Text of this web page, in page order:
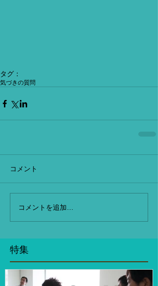
タグ：
気づきの質問
コメント
コメントを追加…
特集